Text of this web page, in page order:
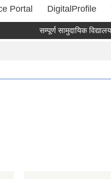
Portal DigitalProfile
सम्पूर्ण सामुदायिक